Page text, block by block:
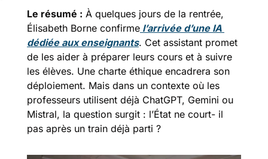
Le résumé : À quelques jours de la rentrée,
Élisabeth Borne confirme l’arrivée d’une IA
dédiée aux enseignants. Cet assistant promet
de les aider à préparer leurs cours et à suivre
les élèves. Une charte éthique encadrera son
déploiement. Mais dans un contexte où les
professeurs utilisent déjà ChatGPT, Gemini ou
Mistral, la question surgit : l’État ne court- il
pas après un train déjà parti ?